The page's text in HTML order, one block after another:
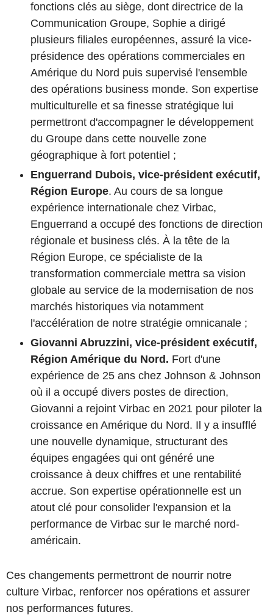
fonctions clés au siège, dont directrice de la
Communication Groupe, Sophie a dirigé
plusieurs filiales européennes, assuré la vice-
présidence des opérations commerciales en
Amérique du Nord puis supervisé l'ensemble
des opérations business monde. Son expertise
multiculturelle et sa finesse stratégique lui
permettront d'accompagner le développement
du Groupe dans cette nouvelle zone
géographique à fort potentiel ;
Enguerrand Dubois, vice-président exécutif,
Région Europe. Au cours de sa longue
expérience internationale chez Virbac,
Enguerrand a occupé des fonctions de direction
régionale et business clés. À la tête de la
Région Europe, ce spécialiste de la
transformation commerciale mettra sa vision
globale au service de la modernisation de nos
marchés historiques via notamment
l'accélération de notre stratégie omnicanale ;
Giovanni Abruzzini, vice-président exécutif,
Région Amérique du Nord. Fort d'une
expérience de 25 ans chez Johnson & Johnson
où il a occupé divers postes de direction,
Giovanni a rejoint Virbac en 2021 pour piloter la
croissance en Amérique du Nord. Il y a insufflé
une nouvelle dynamique, structurant des
équipes engagées qui ont généré une
croissance à deux chiffres et une rentabilité
accrue. Son expertise opérationnelle est un
atout clé pour consolider l'expansion et la
performance de Virbac sur le marché nord-
américain.
Ces changements permettront de nourrir notre
culture Virbac, renforcer nos opérations et assurer
nos performances futures.